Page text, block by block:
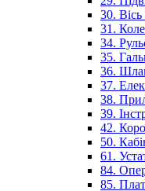
30.
31.
34.
35.
36.
37.
38.
39.
42.
50.
61.
84.
85.